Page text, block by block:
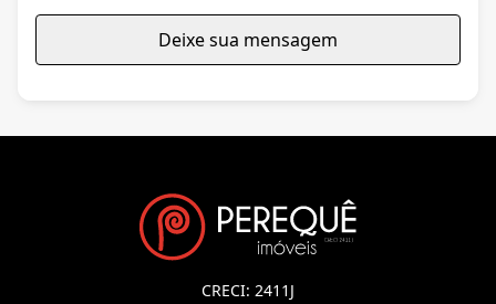
Deixe sua mensagem
CRECI: 2411J